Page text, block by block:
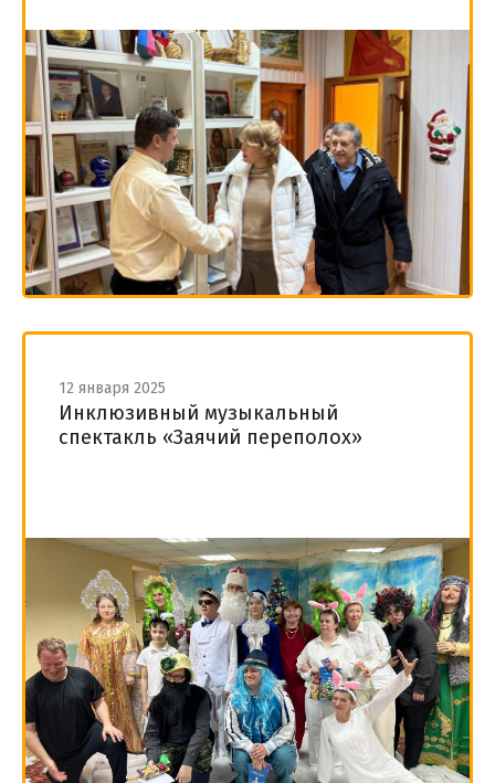
12 января 2025
Инклюзивный музыкальный
спектакль «Заячий переполох»